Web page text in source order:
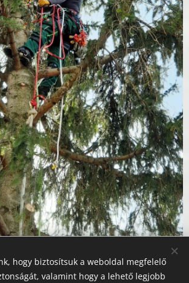
Ajánlatkérés
hogy biztosítsuk a weboldal megfelelő
valamint hogy a lehető legjobb